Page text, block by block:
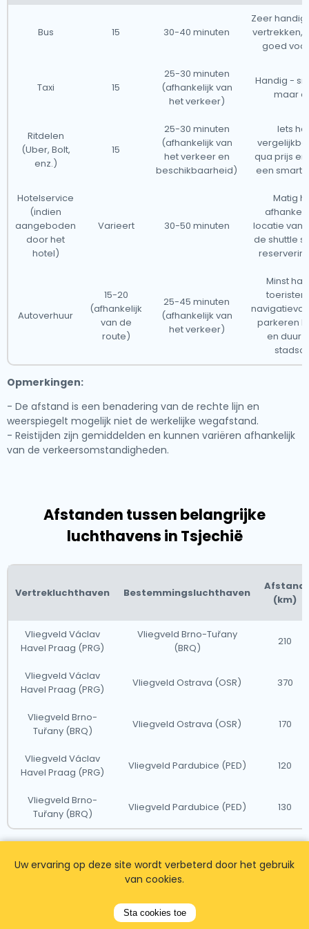
termijn. We raden echter aan om uw
luchthaventransfer online te boeken via onze website
voor een stressvrije reis. Tsjechië heeft een
willen enkele veelvoorkomende vragen met
betrekking tot luchthaventransfers beantwoorden.
Onze taxi's opereren vanaf alle belangrijke
internationale luchthavens in Tsjechië, waardoor ze
toegankelijk zijn vanuit bijna 2.000 steden in het hele
land.Hieronder staat een lijst van de luchthavens waar
onze taxi's 24/7 beschikbaar zijn.
Bus 15 30-40 minuten
Zeer
vertrekken,
goed
Taxi 15
25-30 minuten
(afhankelijk van
het verkeer)
Handig -
maar
Ritdelen
(Uber, Bolt,
enz.)
15
25-30 minuten
(afhankelijk van
het verkeer en
beschikbaarheid)
Iets
qua prijs
een
Hotelservice
(indien
aangeboden
door het
hotel)
Varieert 30-50 minuten
Matig
locatie van
de shuttle
Autoverhuur
15-20
(afhankelijk
van de
route)
25-45 minuten
(afhankelijk van
het verkeer)
Minst
toeristen
parkeren
en duur
Opmerkingen:
- De afstand is een benadering van de rechte lijn en
weerspiegelt mogelijk niet de werkelijke wegafstand.
- Reistijden zijn gemiddelden en kunnen variëren afhankelijk
van de verkeersomstandigheden.
Afstanden tussen belangrijke
luchthavens in Tsjechië
Vertrekluchthaven Bestemmingsluchthaven
Afstand
(km)
Vliegveld Václav
Havel Praag (PRG)
Vliegveld Brno-Tuřany
(BRQ)
210
Vliegveld Václav
Havel Praag (PRG)
Vliegveld Ostrava (OSR) 370
Vliegveld Brno-
Tuřany (BRQ)
Vliegveld Ostrava (OSR) 170
Vliegveld Václav
Havel Praag (PRG)
Vliegveld Pardubice (PED) 120
Vliegveld Brno-
Tuřany (BRQ)
Vliegveld Pardubice (PED) 130
- Afstanden zijn bij benadering rechte lijn afstanden en
kunnen de werkelijke wegafstand niet weerspiegelen.
van verkeersomstandigheden. - Taxitarieven zijn
Uw ervaring op deze site wordt verbeterd door het gebruik
van cookies.
Sta cookies toe